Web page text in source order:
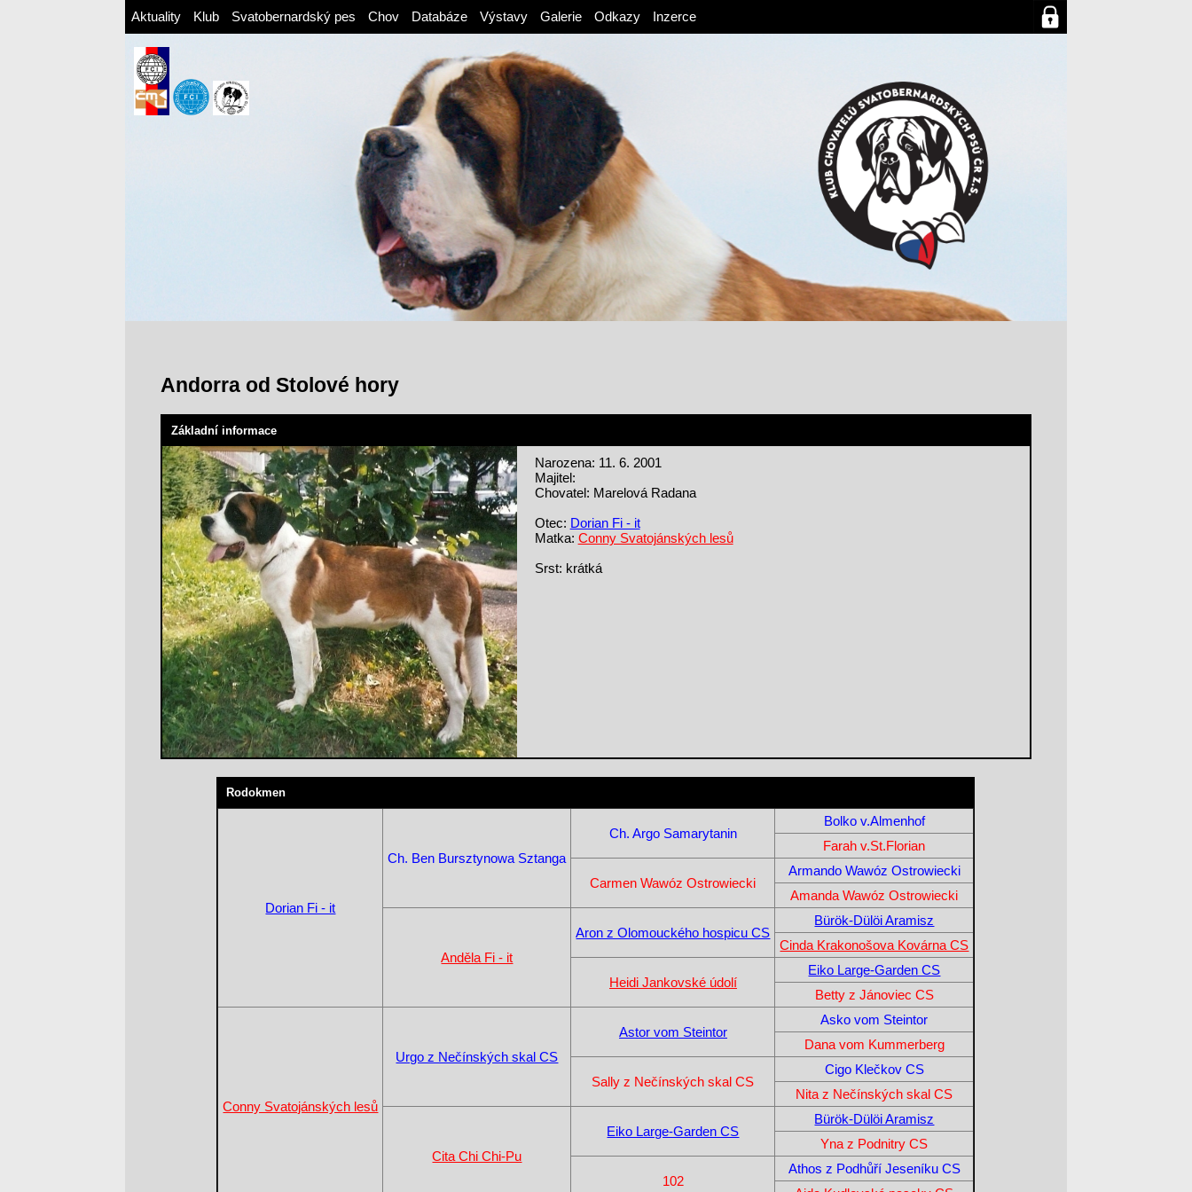
Aktuality Klub Svatobernardský pes Chov Databáze Výstavy Galerie Odkazy Inzerce
Andorra od Stolové hory
Základní informace
Narozena: 11. 6. 2001
Majitel:
Chovatel: Marelová Radana
Otec: Dorian Fi - it
Matka: Conny Svatojánských lesů
Srst: krátká
Rodokmen
Dorian Fi - it
Ch. Ben Bursztynowa Sztanga
Ch. Argo Samarytanin
Bolko v.Almenhof
Farah v.St.Florian
Carmen Wawóz Ostrowiecki
Armando Wawóz Ostrowiecki
Amanda Wawóz Ostrowiecki
Anděla Fi - it
Aron z Olomouckého hospicu CS
Bürök-Dülöi Aramisz
Cinda Krakonošova Kovárna CS
Heidi Jankovské údolí
Eiko Large-Garden CS
Betty z Jánoviec CS
Conny Svatojánských lesů
Urgo z Nečínských skal CS
Astor vom Steintor
Asko vom Steintor
Dana vom Kummerberg
Sally z Nečínských skal CS
Cigo Klečkov CS
Nita z Nečínských skal CS
Cita Chi Chi-Pu
Eiko Large-Garden CS
Bürök-Dülöi Aramisz
Yna z Podnitry CS
102
Athos z Podhůří Jeseníku CS